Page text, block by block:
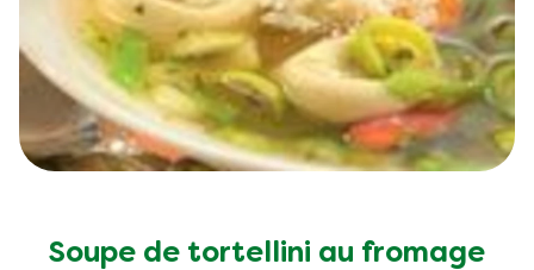
Soupe de tortellini au fromage